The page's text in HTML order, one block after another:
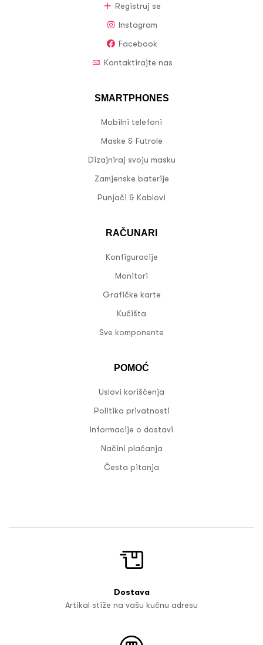
Registruj se
Instagram
Facebook
Kontaktirajte nas
SMARTPHONES
Mobilni telefoni
Maske & Futrole
Dizajniraj svoju masku
Zamjenske baterije
Punjači & Kablovi
RAČUNARI
Konfiguracije
Monitori
Grafičke karte
Kućišta
Sve komponente
POMOĆ
Uslovi korišćenja
Politika privatnosti
Informacije o dostavi
Načini plaćanja
Česta pitanja
Dostava
Artikal stiže na vašu kućnu adresu